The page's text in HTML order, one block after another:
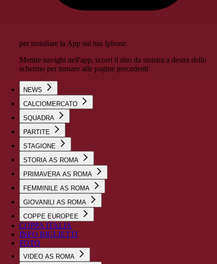
per installare la App sul tuo Iphone.
Mentre navighi nell'app, scorri il dito da sinistra a destra dello
schermo per tornare alle pagine precedenti
NEWS
CALCIOMERCATO
SQUADRA
PARTITE
STAGIONE
STORIA AS ROMA
PRIMAVERA AS ROMA
FEMMINILE AS ROMA
GIOVANILI AS ROMA
COPPE EUROPEE
COPPA ITALIA
INFO BIGLIETTI
FOTO
VIDEO AS ROMA